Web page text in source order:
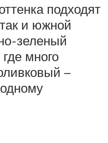
подходят
и южной
зеленый
много
–